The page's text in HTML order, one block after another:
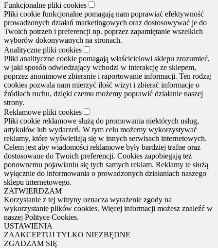
Funkcjonalne pliki cookies
Pliki cookie funkcjonalne pomagają nam poprawiać efektywność
prowadzonych działań marketingowych oraz dostosowywać je do
Twoich potrzeb i preferencji np. poprzez zapamiętanie wszelkich
wyborów dokonywanych na stronach.
Analityczne pliki cookies
Pliki analityczne cookie pomagają właścicielowi sklepu zrozumieć,
w jaki sposób odwiedzający wchodzi w interakcję ze sklepem,
poprzez anonimowe zbieranie i raportowanie informacji. Ten rodzaj
cookies pozwala nam mierzyć ilość wizyt i zbierać informacje o
źródłach ruchu, dzięki czemu możemy poprawić działanie naszej
strony.
Reklamowe pliki cookies
Pliki cookie reklamowe służą do promowania niektórych usług,
artykułów lub wydarzeń. W tym celu możemy wykorzystywać
reklamy, które wyświetlają się w innych serwisach internetowych.
Celem jest aby wiadomości reklamowe były bardziej trafne oraz
dostosowane do Twoich preferencji. Cookies zapobiegają też
ponownemu pojawianiu się tych samych reklam. Reklamy te służą
wyłącznie do informowania o prowadzonych działaniach naszego
sklepu internetowego.
ZATWIERDZAM
Korzystanie z tej witryny oznacza wyrażenie zgody na
wykorzystanie plików cookies. Więcej informacji możesz znaleźć w
naszej Polityce Cookies.
USTAWIENIA
ZAAKCEPTUJ TYLKO NIEZBĘDNE
ZGADZAM SIĘ